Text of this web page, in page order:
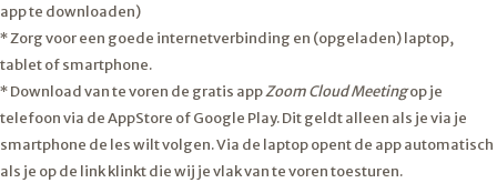
app te downloaden)
* Zorg voor een goede internetverbinding en (opgeladen) laptop,
tablet of smartphone.
* Download van te voren de gratis appZoom Cloud Meetingop je
telefoon via de AppStore of Google Play. Dit geldt alleen als je via je
smartphone de les wilt volgen. Via de laptop opent de app automatisch
als je op de link klinkt die wij je vlak van te voren toesturen.